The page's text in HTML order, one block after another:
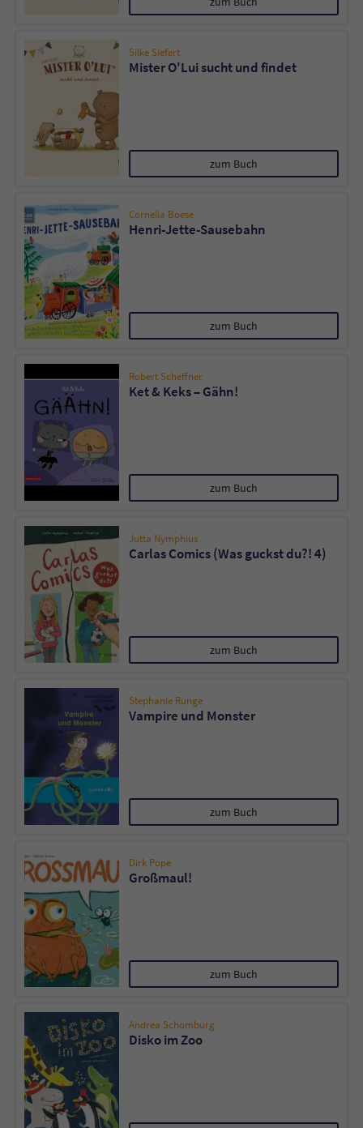
Silke Siefert
Mister O'Lui sucht und findet
zum Buch
Cornelia Boese
Henri-Jette-Sausebahn
zum Buch
Robert Scheffner
Ket & Keks – Gähn!
zum Buch
Jutta Nymphius
Carlas Comics (Was guckst du?! 4)
zum Buch
Stephanie Runge
Vampire und Monster
zum Buch
Dirk Pope
Großmaul!
zum Buch
Andrea Schomburg
Disko im Zoo